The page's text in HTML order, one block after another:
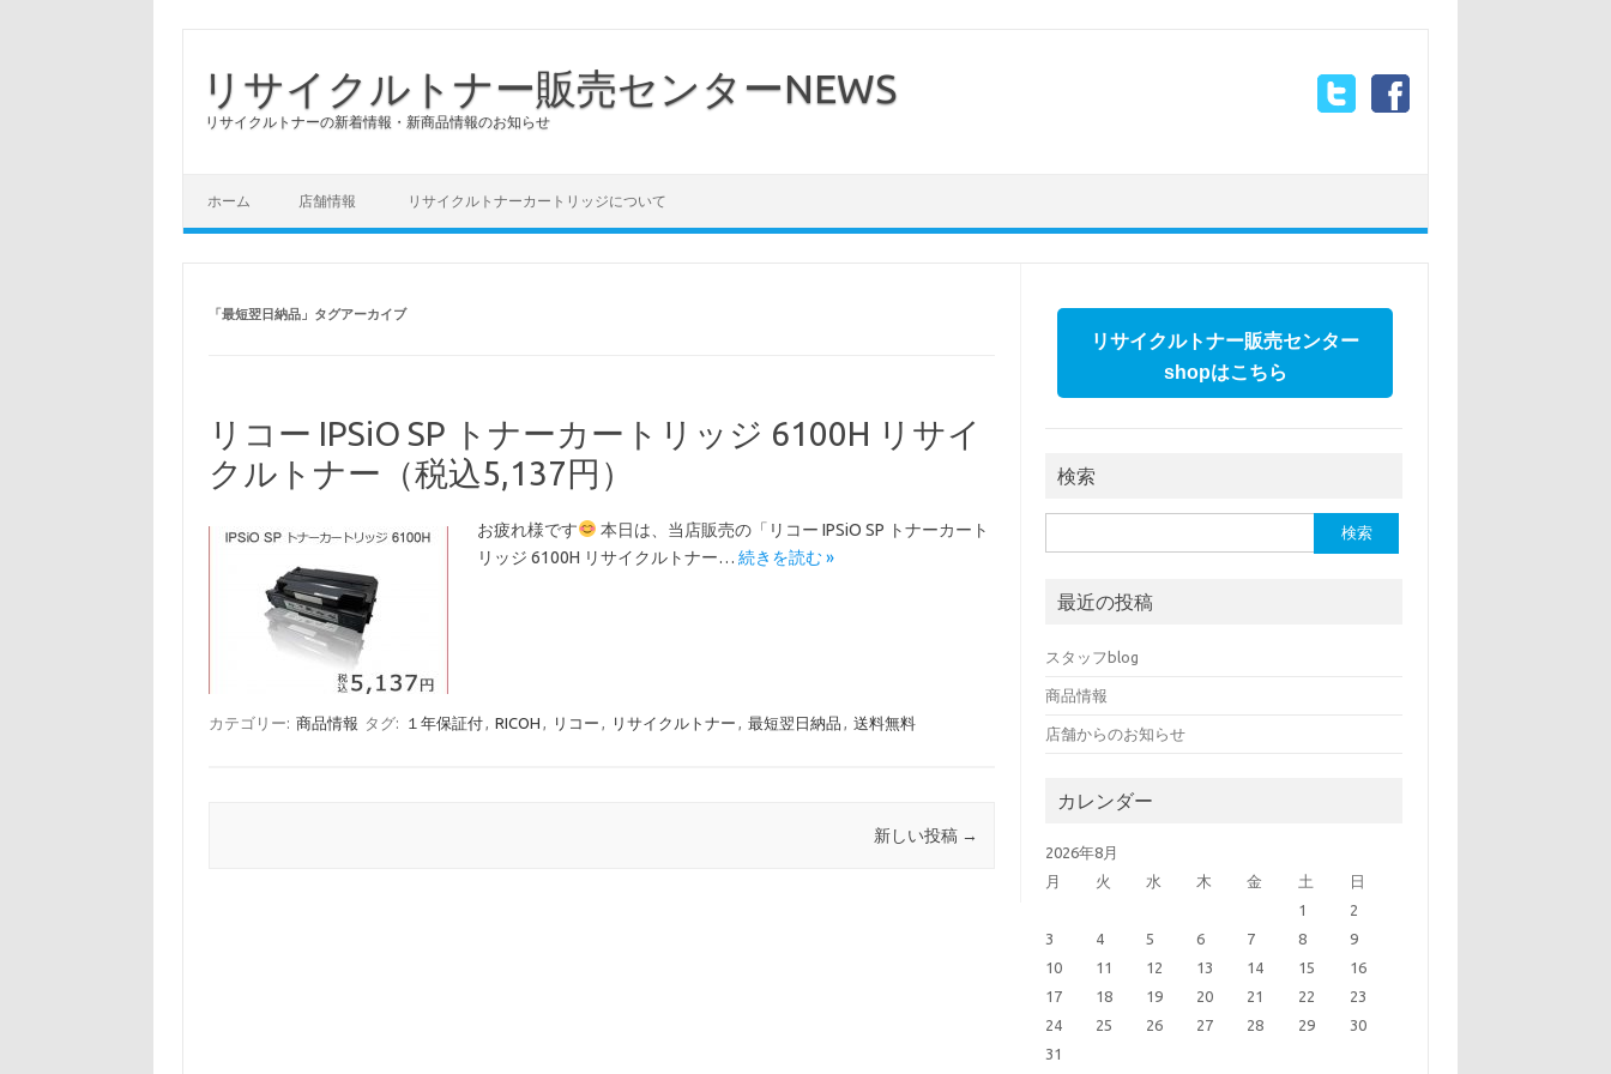
リサイクルトナー販売センターNEWS
リサイクルトナーの新着情報・新商品情報のお知らせ
ホーム 店舗情報 リサイクルトナーカートリッジについて
「最短翌日納品」タグアーカイブ
リコー IPSiO SP トナーカートリッジ 6100H リサイ
クルトナー（税込5,137円）
お疲れ様です
本日は、当店販売の「リコー IPSiO SP トナーカート
リッジ 6100H リサイクルトナー… 続きを読む »
カテゴリー: 商品情報 タグ: １年保証付, RICOH , リコー , リサイクルトナー , 最短翌日納品 , 送料無料
新しい投稿 →
リサイクルトナー販売センター
shopはこちら
検索
最近の投稿
スタッフblog
商品情報
店舗からのお知らせ
カレンダー
2026年8月
月
火 水 木 金 土
日
1
2
3
4 5 6 7 8
9
10
11 12 13 14 15
16
17
18 19 20 21 22
23
24
25 26 27 28 29
30
31